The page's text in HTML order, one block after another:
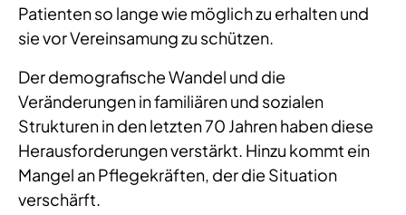
Patienten so lange wie möglich zu erhalten und
sie vor Vereinsamung zu schützen.
Der demografische Wandel und die
Veränderungen in familiären und sozialen
Strukturen in den letzten 70 Jahren haben diese
Herausforderungen verstärkt. Hinzu kommt ein
Mangel an Pflegekräften, der die Situation
verschärft.